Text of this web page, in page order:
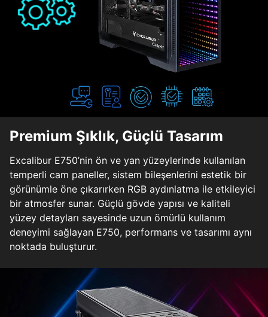
Premium Şıklık, Güçlü Tasarım
Excalibur E750’nin ön ve yan yüzeylerinde kullanılan
temperli cam paneller, sistem bileşenlerini estetik bir
görünümle öne çıkarırken RGB aydınlatma ile etkileyici
bir atmosfer sunar. Güçlü gövde yapısı ve kaliteli
yüzey detayları sayesinde uzun ömürlü kullanım
deneyimi sağlayan E750, performans ve tasarımı aynı
noktada buluşturur.